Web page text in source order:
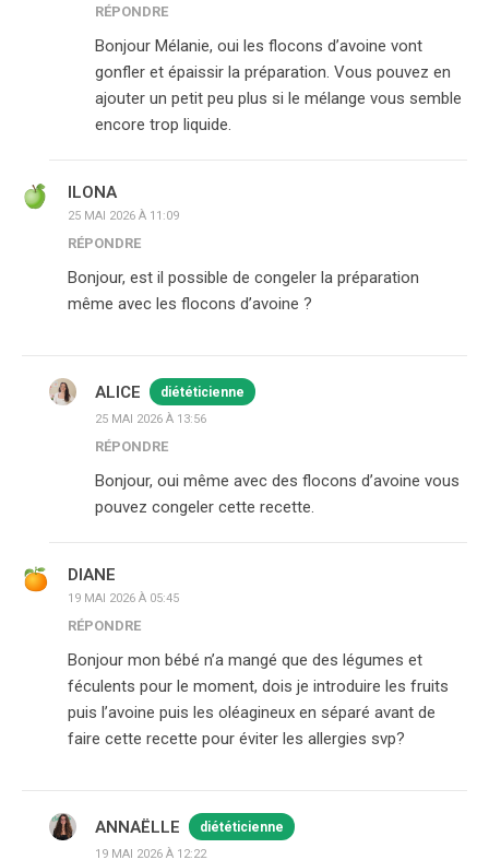
RÉPONDRE
Bonjour Mélanie, oui les flocons d’avoine vont
gonfler et épaissir la préparation. Vous pouvez en
ajouter un petit peu plus si le mélange vous semble
encore trop liquide.
ILONA
25 MAI 2026 À 11:09
RÉPONDRE
Bonjour, est il possible de congeler la préparation
même avec les flocons d’avoine ?
ALICE diététicienne
25 MAI 2026 À 13:56
RÉPONDRE
Bonjour, oui même avec des flocons d’avoine vous
pouvez congeler cette recette.
DIANE
19 MAI 2026 À 05:45
RÉPONDRE
Bonjour mon bébé n’a mangé que des légumes et
féculents pour le moment, dois je introduire les fruits
puis l’avoine puis les oléagineux en séparé avant de
faire cette recette pour éviter les allergies svp?
ANNAËLLE diététicienne
19 MAI 2026 À 12:22